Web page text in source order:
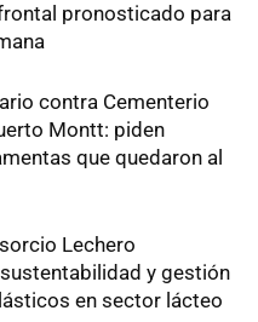
pronosticado para
contra Cementerio
Montt: piden
que quedaron al
Lechero
y gestión
en sector lácteo